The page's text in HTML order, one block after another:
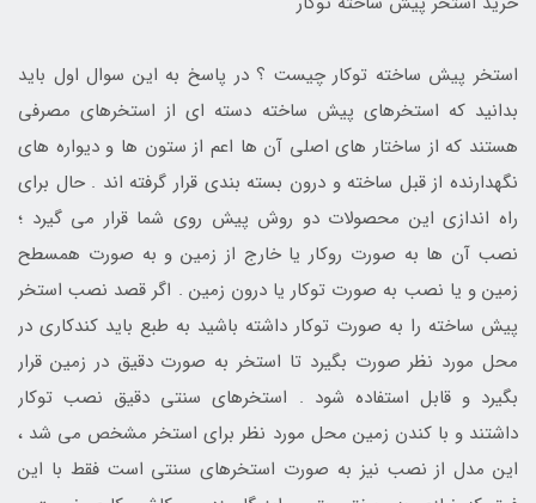
استخر پیش ساخته توکار چیست ؟ در پاسخ به این سوال اول باید
بدانید که استخرهای پیش ساخته دسته ای از استخرهای مصرفی
هستند که از ساختار های اصلی آن ها اعم از ستون ها و دیواره های
نگهدارنده از قبل ساخته و درون بسته بندی قرار گرفته اند . حال برای
راه اندازی این محصولات دو روش پیش روی شما قرار می گیرد ؛
نصب آن ها به صورت روکار یا خارج از زمین و به صورت همسطح
زمین و یا نصب به صورت توکار یا درون زمین . اگر قصد نصب استخر
پیش ساخته را به صورت توکار داشته باشید به طبع باید کندکاری در
محل مورد نظر صورت بگیرد تا استخر به صورت دقیق در زمین قرار
بگیرد و قابل استفاده شود . استخرهای سنتی دقیق نصب توکار
داشتند و با کندن زمین محل مورد نظر برای استخر مشخص می شد ،
این مدل از نصب نیز به صورت استخرهای سنتی است فقط با این